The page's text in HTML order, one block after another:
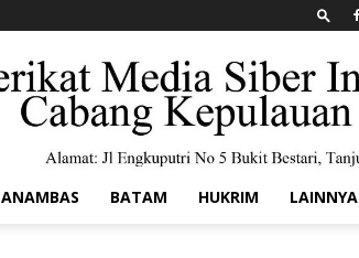
ANAMBAS BATAM HUKRIM LAINNYA